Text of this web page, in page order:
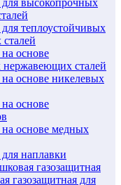
теплоустойчивых
основе
нержавеющих сталей
основе никелевых
основе
основе медных
наплавки
газозащитная
газозащитная для